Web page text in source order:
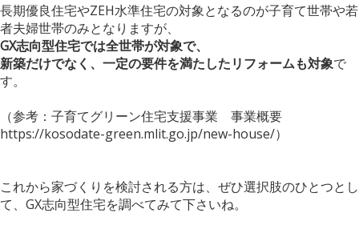
長期優良住宅やZEH水準住宅の対象となるのが子育て世帯や若
者夫婦世帯のみとなりますが、
GX志向型住宅では全世帯が対象で、
新築だけでなく、一定の要件を満たしたリフォームも対象で
す。
（参考：子育てグリーン住宅支援事業 事業概要
https://kosodate-green.mlit.go.jp/new-house/）
これから家づくりを検討される方は、ぜひ選択肢のひとつとし
て、GX志向型住宅を調べてみて下さいね。